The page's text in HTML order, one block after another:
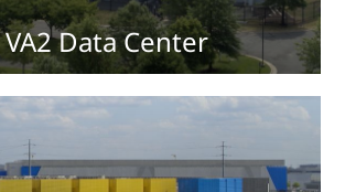
Data Center